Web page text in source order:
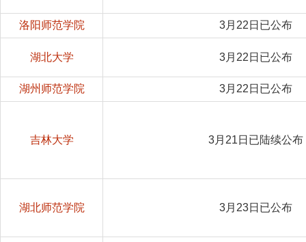
洛阳师范学院 3月22日已公布
湖北大学 3月22日已公布
湖州师范学院 3月22日已公布
吉林大学 3月21日已陆续公布
湖北师范学院 3月23日已公布